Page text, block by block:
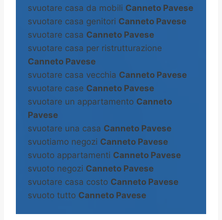
svuotare casa da mobili Canneto Pavese
svuotare casa genitori Canneto Pavese
svuotare casa Canneto Pavese
svuotare casa per ristrutturazione
Canneto Pavese
svuotare casa vecchia Canneto Pavese
svuotare case Canneto Pavese
svuotare un appartamento Canneto
Pavese
svuotare una casa Canneto Pavese
svuotiamo negozi Canneto Pavese
svuoto appartamenti Canneto Pavese
svuoto negozi Canneto Pavese
svuotare casa costo Canneto Pavese
svuoto tutto Canneto Pavese